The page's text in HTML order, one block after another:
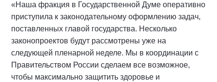
«Наша фракция в Государственной Думе оперативно
приступила к законодательному оформлению задач,
поставленных главой государства. Несколько
законопроектов будут рассмотрены уже на
следующей пленарной неделе. Мы в координации с
Правительством России сделаем все возможное,
чтобы максимально защитить здоровье и